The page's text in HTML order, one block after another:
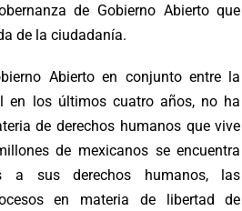
de Gobierno Abierto que
de la ciudadanía.
Abierto en conjunto entre la
en los últimos cuatro años, no ha
de derechos humanos que vive
de mexicanos se encuentra
a sus derechos humanos, las
en materia de libertad de